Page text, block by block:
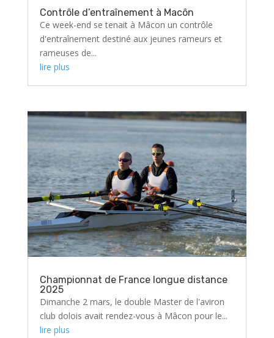
Contrôle d’entraînement à Macôn
Ce week-end se tenait à Mâcon un contrôle
d'entraînement destiné aux jeunes rameurs et
rameuses de...
lire plus
Championnat de France longue distance
2025
Dimanche 2 mars, le double Master de l'aviron
club dolois avait rendez-vous à Mâcon pour le...
lire plus